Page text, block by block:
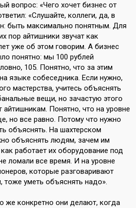
вопрос: «Чего хочет бизнес от
«Слушайте, коллеги, да, в
быть максимально понятным. Для
пор айтишники звучат как
уже об этом говорим. А бизнес
понятно: мы 100 рублей
105. Понятно, что за этим
языке собеседника. Если нужно,
мастерства, учитесь объяснять
вещи, но зачастую этого
айтишникам. Понятно, что на уровне
но все равно. Потому что нужно
объяснять. На шахтерском
объяснять людям, зачем им
работает их оборудование под
ломали все время. И на уровне
которые разговаривают
тоже уметь объяснять надо».
же конкретно они делают, когда